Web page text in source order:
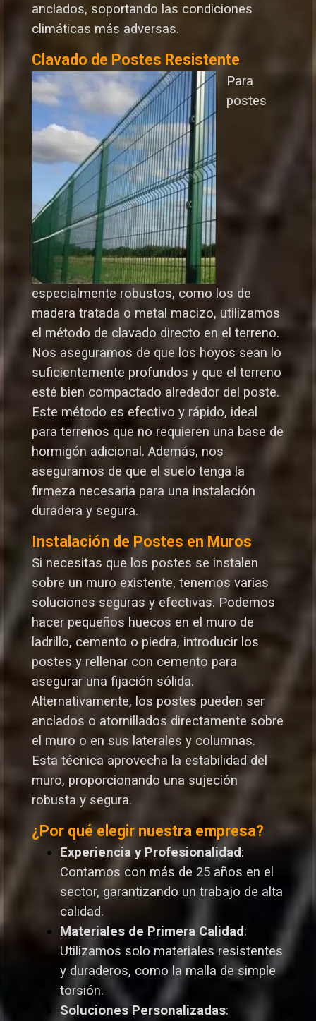
anclados, soportando las condiciones
climáticas más adversas.
Clavado de Postes Resistente
Para
postes
especialmente robustos, como los de
madera tratada o metal macizo, utilizamos
el método de clavado directo en el terreno.
Nos aseguramos de que los hoyos sean lo
suficientemente profundos y que el terreno
esté bien compactado alrededor del poste.
Este método es efectivo y rápido, ideal
para terrenos que no requieren una base de
hormigón adicional. Además, nos
aseguramos de que el suelo tenga la
firmeza necesaria para una instalación
duradera y segura.
Instalación de Postes en Muros
Si necesitas que los postes se instalen
sobre un muro existente, tenemos varias
soluciones seguras y efectivas. Podemos
hacer pequeños huecos en el muro de
ladrillo, cemento o piedra, introducir los
postes y rellenar con cemento para
asegurar una fijación sólida.
Alternativamente, los postes pueden ser
anclados o atornillados directamente sobre
el muro o en sus laterales y columnas.
Esta técnica aprovecha la estabilidad del
muro, proporcionando una sujeción
robusta y segura.
¿Por qué elegir nuestra empresa?
Experiencia y Profesionalidad:
Contamos con más de 25 años en el
sector, garantizando un trabajo de alta
calidad.
Materiales de Primera Calidad:
Utilizamos solo materiales resistentes
y duraderos, como la malla de simple
torsión.
Soluciones Personalizadas: